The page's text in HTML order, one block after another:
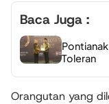
Baca Juga :
Toleran
Orangutan yang